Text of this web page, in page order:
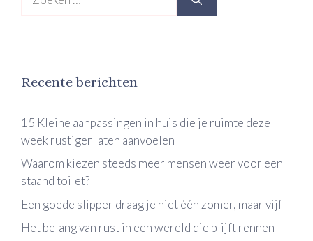
naar:
Recente berichten
15 Kleine aanpassingen in huis die je ruimte deze
week rustiger laten aanvoelen
Waarom kiezen steeds meer mensen weer voor een
staand toilet?
Een goede slipper draag je niet één zomer, maar vijf
Het belang van rust in een wereld die blijft rennen